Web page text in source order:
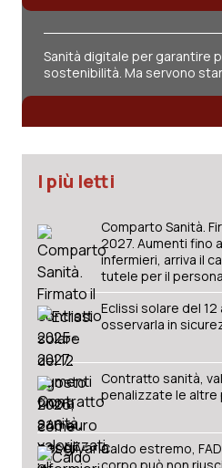
Rene & patologie
Sangue & coagulazione
Tumore al seno
Tumore ovarico
Tumori del Polmone
Tumori
Ulcera & Reflusso
Sanità digitale per garantire
sostenibilità. Ma servono
I più letti
Comparto Sanità.
2027. Aumenti fino
infermieri, arriva il
tutele per il
Eclissi solare del
osservarla in
Contratto sanità,
penalizzate le altre
Caldo estremo,